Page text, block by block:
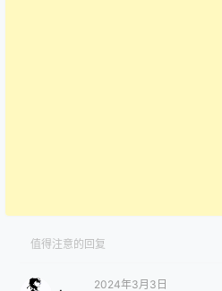
值得注意的回复
2024年3月3日